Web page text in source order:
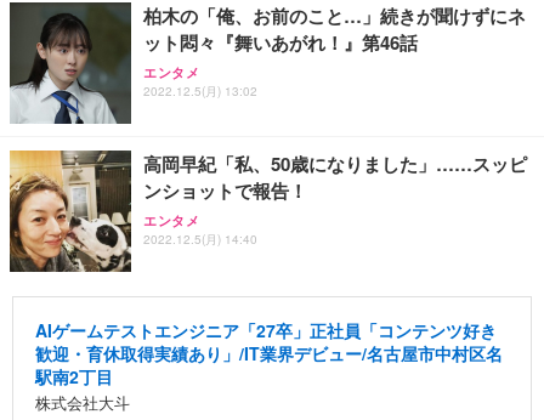
柏木の「俺、お前のこと…」続きが聞けずにネ
ット悶々『舞いあがれ！』第46話
エンタメ
2022.12.5(月) 13:02
高岡早紀「私、50歳になりました」……スッピ
ンショットで報告！
エンタメ
2022.12.5(月) 14:40
AIゲームテストエンジニア「27卒」正社員「コンテンツ好き
歓迎・育休取得実績あり」/IT業界デビュー/名古屋市中村区名
駅南2丁目
株式会社大斗